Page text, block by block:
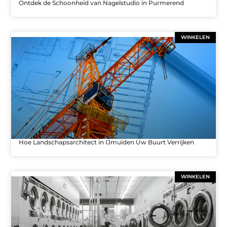
Ontdek de Schoonheid van Nagelstudio in Purmerend
WINKELEN
Hoe Landschapsarchitect in IJmuiden Uw Buurt Verrijken
WINKELEN